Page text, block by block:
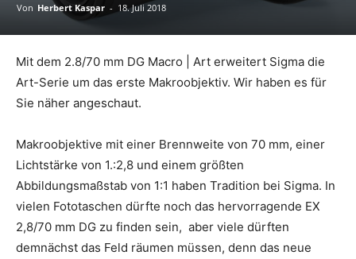
Von Herbert Kaspar - 18. Juli 2018
Mit dem 2.8/70 mm DG Macro | Art erweitert Sigma die
Art-Serie um das erste Makroobjektiv. Wir haben es für
Sie näher angeschaut.
Makroobjektive mit einer Brennweite von 70 mm, einer
Lichtstärke von 1.:2,8 und einem größten
Abbildungsmaßstab von 1:1 haben Tradition bei Sigma. In
vielen Fototaschen dürfte noch das hervorragende EX
2,8/70 mm DG zu finden sein, aber viele dürften
demnächst das Feld räumen müssen, denn das neue